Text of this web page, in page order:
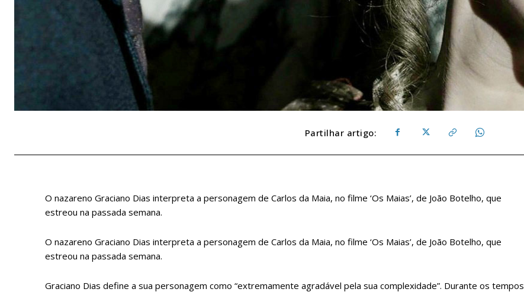
Partilhar artigo:
O nazareno Graciano Dias interpreta a personagem de Carlos da Maia, no filme ‘Os Maias’, de João Botelho, que
estreou na passada semana.
O nazareno Graciano Dias interpreta a personagem de Carlos da Maia, no filme ‘Os Maias’, de João Botelho, que
estreou na passada semana.
Graciano Dias define a sua personagem como “extremamente agradável pela sua complexidade”. Durante os tempos